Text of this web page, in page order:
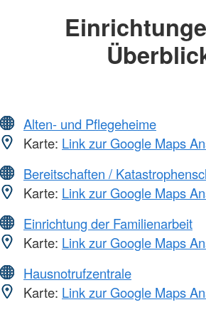
Alten- und Pflegeheime
Karte: Link zur Google Maps
Bereitschaften /
Karte: Link zur Google Maps
Einrichtung der Familienarbeit
Karte: Link zur Google Maps
Hausnotrufzentrale
Karte: Link zur Google Maps